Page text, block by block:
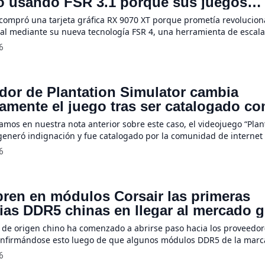
no son compatibles
una tarjeta gráfica RX 9070 XT porque prometía
mediante su nueva tecnología FSR 4, una herramienta de
por AMD para competir directamente contra otras
de Plantation Simulator cambia
el juego tras ser catalogado
de esclavitud”: cambió látigos por
en nuestra nota anterior sobre este caso, el videojuego
indignación y fue catalogado por la comunidad de internet
de esclavitud. Debido al revuelo originado por sus
en módulos Corsair las primeras
DDR5 chinas en llegar al mercado
origen chino ha comenzado a abrirse paso hacia los
esto luego de que algunos módulos DDR5 de la
utilizando DRAM del fabricante asiático CXMT. Ya existían